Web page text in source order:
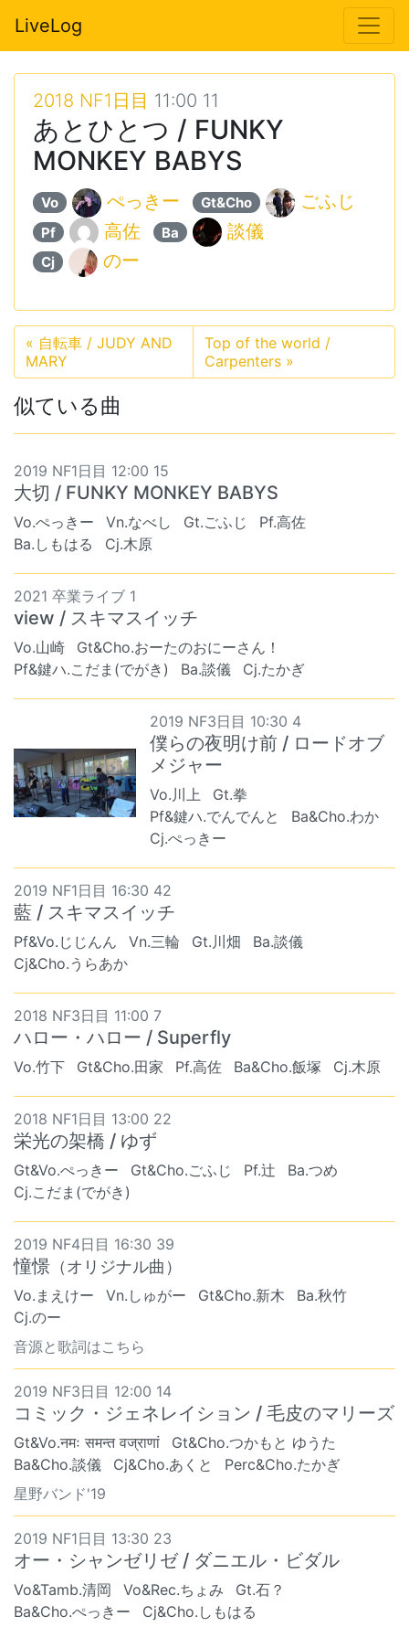
LiveLog
2018 NF1日目 11:00 11
あとひとつ / FUNKY
MONKEY BABYS
Vo ぺっきー Gt&Cho ごふじ
Pf 高佐 Ba 談儀
Cj のー
« 自転車 / JUDY AND
MARY
Top of the world /
Carpenters »
似ている曲
2019 NF1日目 12:00 15
大切 / FUNKY MONKEY BABYS
Vo.ぺっきー Vn.なべし Gt.ごふじ
Pf.高佐
Ba.しもはる
Cj.木原
2021 卒業ライブ 1
view / スキマスイッチ
Vo.山崎
Gt&Cho.おーたのおにーさん！
Pf&鍵ハ.こだま(でがき)
Ba.談儀 Cj.たかぎ
2019 NF3日目 10:30 4
僕らの夜明け前 / ロードオブ
メジャー
Vo.川上
Gt.拳
Pf&鍵ハ.でんでんと
Ba&Cho.わか
Cj.ぺっきー
2019 NF1日目 16:30 42
藍 / スキマスイッチ
Pf&Vo.じじんん Vn.三輪 Gt.川畑
Ba.談儀
Cj&Cho.うらあか
2018 NF3日目 11:00 7
ハロー・ハロー / Superfly
Vo.竹下 Gt&Cho.田家 Pf.高佐 Ba&Cho.飯塚 Cj.木原
2018 NF1日目 13:00 22
栄光の架橋 / ゆず
Gt&Vo.ぺっきー Gt&Cho.ごふじ Pf.辻
Ba.つめ
Cj.こだま(でがき)
2019 NF4日目 16:30 39
憧憬 （オリジナル曲）
Vo.まえけー Vn.しゅがー Gt&Cho.新木
Ba.秋竹
Cj.のー
音源と歌詞はこちら
2019 NF3日目 12:00 14
コミック・ジェネレイション / 毛皮のマリーズ
Gt&Vo.नमः समन्त वज्राणां
Gt&Cho.つかもと ゆうた
Ba&Cho.談儀
Cj&Cho.あくと
Perc&Cho.たかぎ
星野バンド'19
2019 NF1日目 13:30 23
オー・シャンゼリゼ / ダニエル・ビダル
Vo&Tamb.清岡 Vo&Rec.ちょみ
Gt.石？
Ba&Cho.ぺっきー
Cj&Cho.しもはる